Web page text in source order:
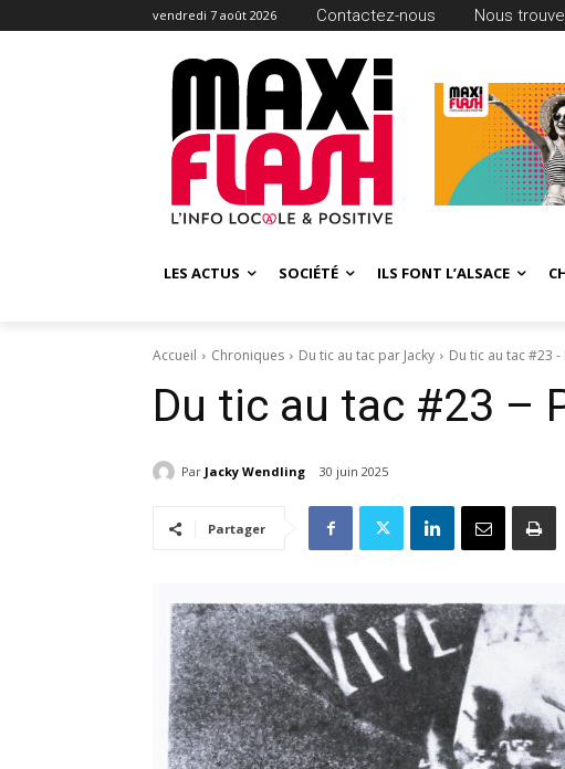
vendredi 7 août 2026 Contactez-nous Nous
LES ACTUS SOCIÉTÉ ILS FONT L’ALSACE
Accueil Chroniques Du tic au tac par Jacky Du tic au tac #23
Du tic au tac #23 –
Par Jacky Wendling 30 juin 2025
Partager